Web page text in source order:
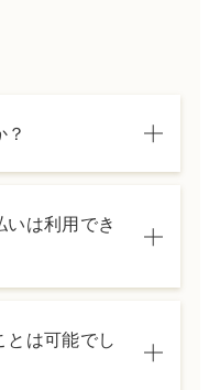
くか、カウン
は利用でき
は受付スタッ
は可能でし